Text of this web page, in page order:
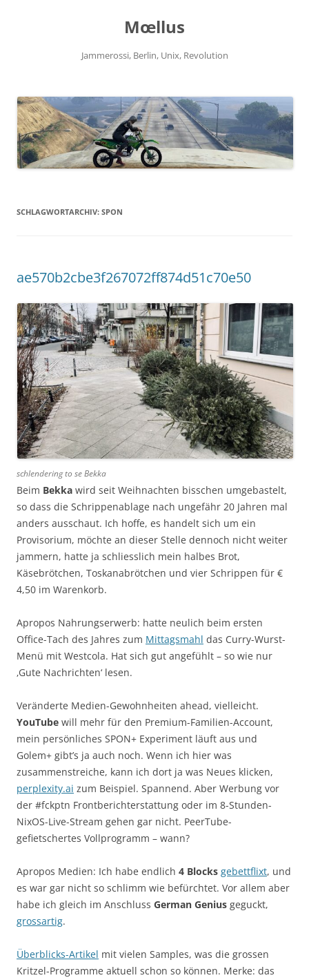
Mœllus
Jammerossi, Berlin, Unix, Revolution
SCHLAGWORTARCHIV: SPON
ae570b2cbe3f267072ff874d51c70e50
schlendering to se Bekka
Beim Bekka wird seit Weihnachten bisschen umgebastelt,
so dass die Schrippenablage nach ungefähr 20 Jahren mal
anders ausschaut. Ich hoffe, es handelt sich um ein
Provisorium, möchte an dieser Stelle dennoch nicht weiter
jammern, hatte ja schliesslich mein halbes Brot,
Käsebrötchen, Toskanabrötchen und vier Schrippen für €
4,50 im Warenkorb.
Apropos Nahrungserwerb: hatte neulich beim ersten
Office-Tach des Jahres zum Mittagsmahl das Curry-Wurst-
Menü mit Westcola. Hat sich gut angefühlt – so wie nur
‚Gute Nachrichten‘ lesen.
Veränderte Medien-Gewohnheiten ahead, vielleicht.
YouTube will mehr für den Premium-Familien-Account,
mein persönliches SPON+ Experiment läuft aus und
Golem+ gibt’s ja auch noch. Wenn ich hier was
zusammenstreiche, kann ich dort ja was Neues klicken,
perplexity.ai zum Beispiel. Spannend. Aber Werbung vor
der #fckptn Frontberichterstattung oder im 8-Stunden-
NixOS-Live-Stream gehen gar nicht. PeerTube-
gefietschertes Vollprogramm – wann?
Apropos Medien: Ich habe endlich 4 Blocks gebettflixt, und
es war gar nicht so schlimm wie befürchtet. Vor allem aber
habe ich gleich im Anschluss German Genius geguckt,
grossartig.
Überblicks-Artikel mit vielen Samples, was die grossen
Kritzel-Programme aktuell schon so können. Merke: das